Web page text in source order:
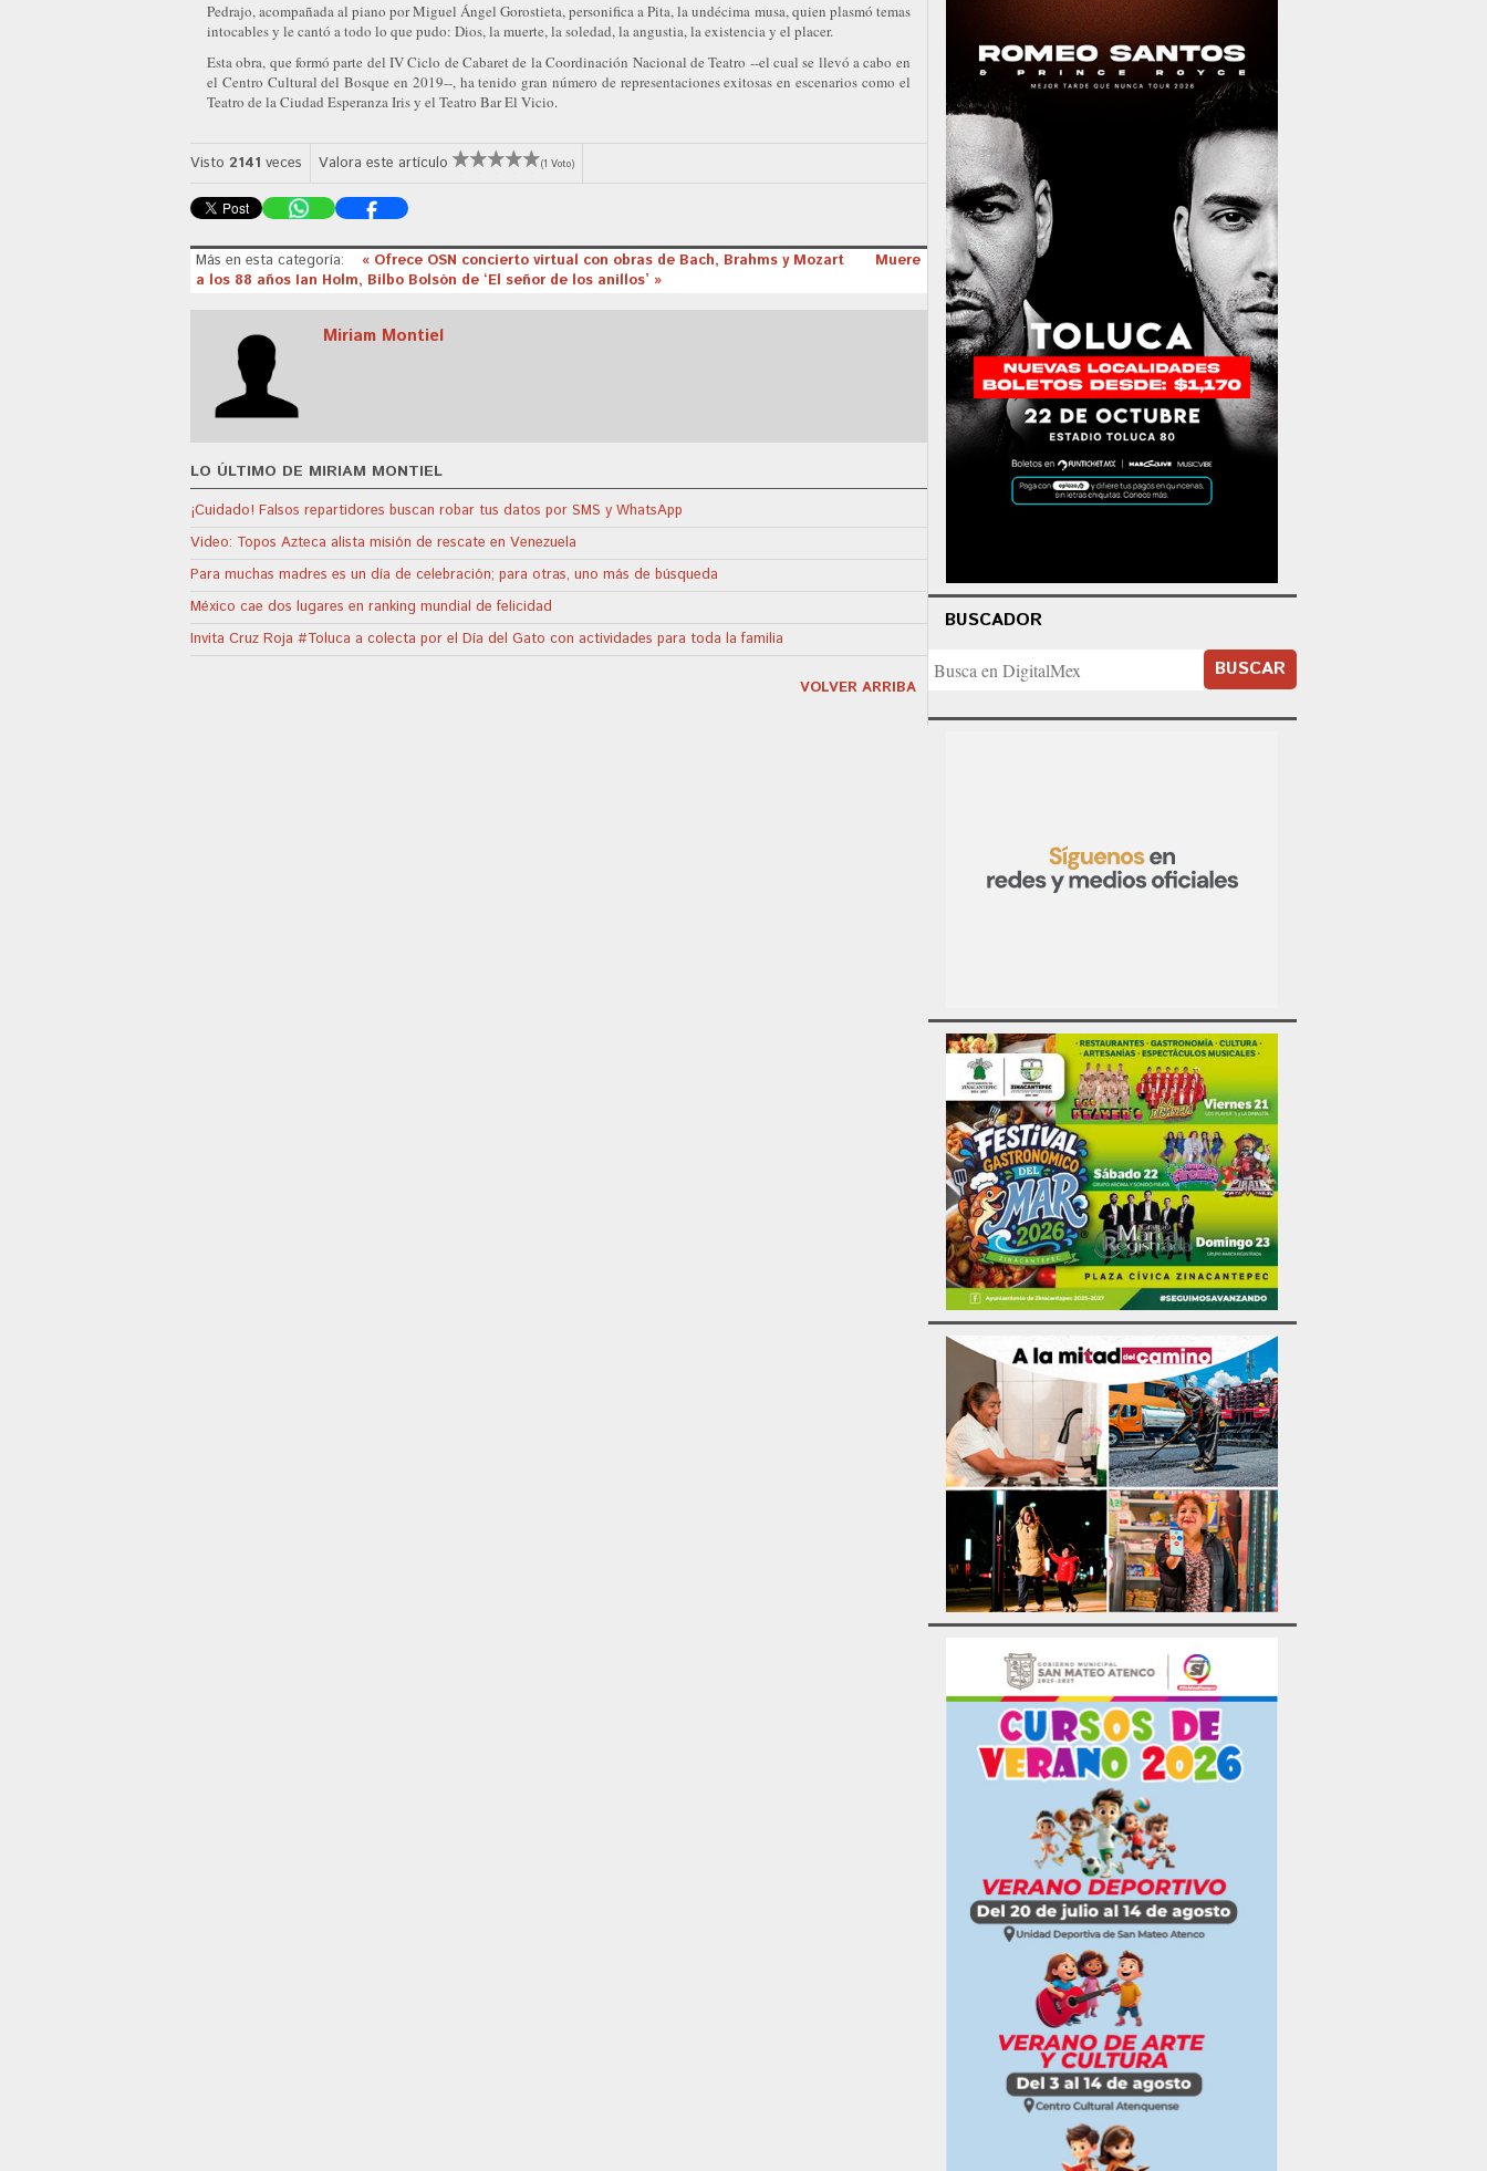
Pedrajo, acompañada al piano por Miguel Ángel Gorostieta, personifica a Pita, la undécima musa, quien plasmó temas
intocables y le cantó a todo lo que pudo: Dios, la muerte, la soledad, la angustia, la existencia y el placer.
Esta obra, que formó parte del IV Ciclo de Cabaret de la Coordinación Nacional de Teatro --el cual se llevó a cabo en
el Centro Cultural del Bosque en 2019--, ha tenido gran número de representaciones exitosas en escenarios como el
Teatro de la Ciudad Esperanza Iris y el Teatro Bar El Vicio.
Visto 2141 veces Valora este artículo (1 Voto)
Más en esta categoría: « Ofrece OSN concierto virtual con obras de Bach, Brahms y Mozart
Muere
a los 88 años Ian Holm, Bilbo Bolsón de ‘El señor de los anillos’ »
Miriam Montiel
LO ÚLTIMO DE MIRIAM MONTIEL
¡Cuidado! Falsos repartidores buscan robar tus datos por SMS y WhatsApp
Video: Topos Azteca alista misión de rescate en Venezuela
Para muchas madres es un día de celebración; para otras, uno más de búsqueda
México cae dos lugares en ranking mundial de felicidad
Invita Cruz Roja #Toluca a colecta por el Día del Gato con actividades para toda la familia
VOLVER ARRIBA
BUSCADOR
BUSCAR